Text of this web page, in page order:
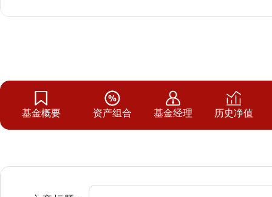
基金概要 资产组合 基金经理 历史净值